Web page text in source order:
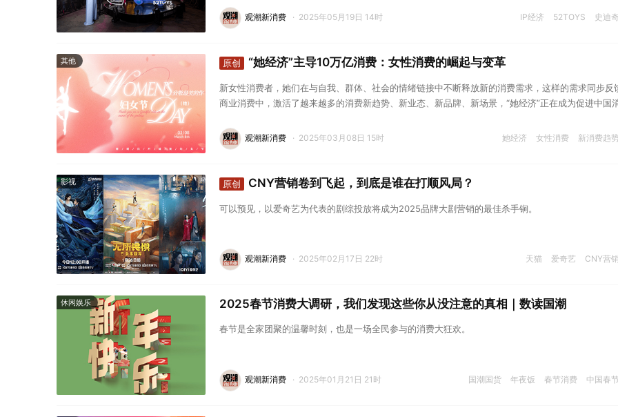
IP经济 52TOYS 史迪奇
观潮新消费 · 2025年05月19日 14时
其他 原创 “她经济”主导10万亿消费：女性消费的崛起与变革
新女性消费者，她们在与自我、群体、社会的情绪链接中不断释放新的消费需求，这样的需求同步反
商业消费中，激活了越来越多的消费新趋势、新业态、新品牌、新场景，“她经济”正在成为促进中国
她经济 女性消费 新消费趋
观潮新消费 · 2025年03月08日 15时
影视 原创 CNY营销卷到飞起，到底是谁在打顺风局？
可以预见，以爱奇艺为代表的剧综投放将成为2025品牌大剧营销的最佳杀手锏。
天猫 爱奇艺 CNY营销
观潮新消费 · 2025年02月17日 22时
休闲娱乐 2025春节消费大调研，我们发现这些你从没注意的真相｜数读国潮
春节是全家团聚的温馨时刻，也是一场全民参与的消费大狂欢。
国潮国货 年夜饭 春节消费 中国春节
观潮新消费 · 2025年01月21日 21时